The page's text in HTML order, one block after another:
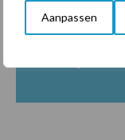
Aanpassen